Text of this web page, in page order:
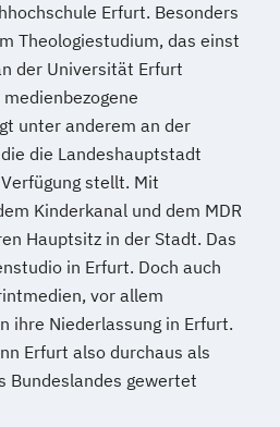
Erfurt. Besonders
Theologiestudium, das einst
der Universität Erfurt
unter anderem an der
die Landeshauptstadt
stellt. Mit
Kinderkanal und dem MDR
Hauptsitz in der Stadt. Das
in Erfurt. Doch auch
vor allem
ihre Niederlassung in Erfurt.
Erfurt also durchaus als
Bundeslandes gewertet